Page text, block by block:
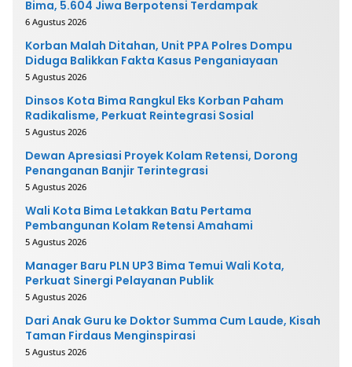
Bima, 5.604 Jiwa Berpotensi Terdampak
6 Agustus 2026
Korban Malah Ditahan, Unit PPA Polres Dompu
Diduga Balikkan Fakta Kasus Penganiayaan
5 Agustus 2026
Dinsos Kota Bima Rangkul Eks Korban Paham
Radikalisme, Perkuat Reintegrasi Sosial
5 Agustus 2026
Dewan Apresiasi Proyek Kolam Retensi, Dorong
Penanganan Banjir Terintegrasi
5 Agustus 2026
Wali Kota Bima Letakkan Batu Pertama
Pembangunan Kolam Retensi Amahami
5 Agustus 2026
Manager Baru PLN UP3 Bima Temui Wali Kota,
Perkuat Sinergi Pelayanan Publik
5 Agustus 2026
Dari Anak Guru ke Doktor Summa Cum Laude, Kisah
Taman Firdaus Menginspirasi
5 Agustus 2026